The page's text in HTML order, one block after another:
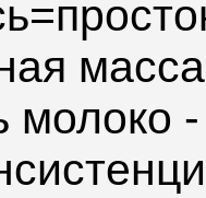
молоко